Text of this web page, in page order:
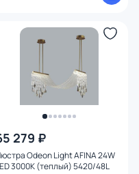
279 ₽
Odeon Light AFINA 24W
3000К (теплый) 5420/48L